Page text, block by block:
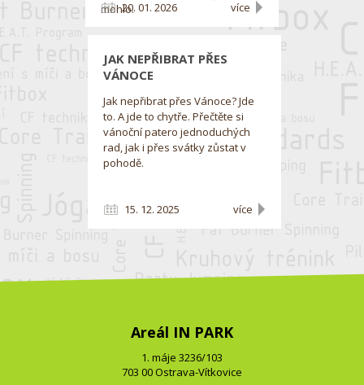
mohlo.20. 01. 2026 více
JAK NEPŘIBRAT PŘES
VÁNOCE
Jak nepřibrat přes Vánoce? Jde
to. A jde to chytře. Přečtěte si
vánoční patero jednoduchých
rad, jak i přes svátky zůstat v
pohodě.
15. 12. 2025 více
Areál IN PARK
1. máje 3236/103
703 00 Ostrava-Vítkovice